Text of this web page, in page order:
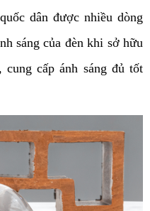
dân được nhiều dòng
sáng của đèn khi sở hữu
cấp ánh sáng đủ tốt